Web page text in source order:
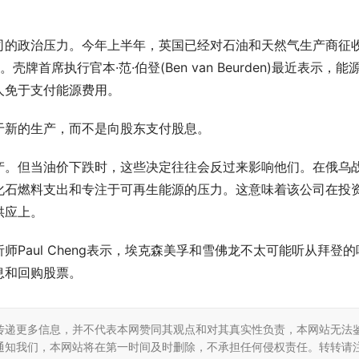
政治压力。今年上半年，英国已经对石油和天然气生产商征
壳牌首席执行官本·范·伯登(Ben van Beurden)最近表示，能
于支付能源费用。
的生产，而不是向股东支付股息。
但当油价下跌时，这些决定往往会反过来影响他们。在俄乌
燃料支出和专注于可再生能源的压力。这意味着该公司在投
上。
Paul Cheng表示，埃克森美孚和雪佛龙不太可能听从拜登的
回购股票。
更多信息，并不代表本网赞同其观点和对其真实性负责，本网站无法
我们，本网站将在第一时间及时删除，不承担任何侵权责任。转转请